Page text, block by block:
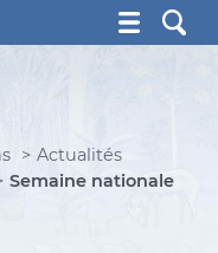
Martin, Saint
Actualités
Semaine nationale